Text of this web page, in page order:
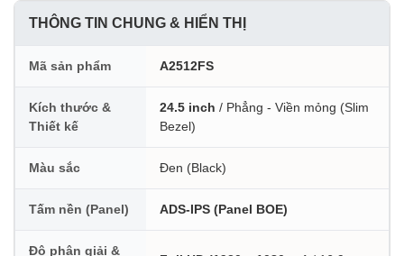
THÔNG TIN CHUNG & HIỂN THỊ
Mã sản phẩm A2512FS
Kích thước &
Thiết kế
24.5 inch / Phẳng - Viền mỏng (Slim
Bezel)
Màu sắc Đen (Black)
Tấm nền (Panel) ADS-IPS (Panel BOE)
Độ phân giải &